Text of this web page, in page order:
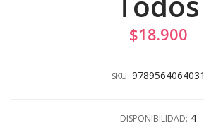
$18.900
SKU: 9789564064031
DISPONIBILIDAD: 4